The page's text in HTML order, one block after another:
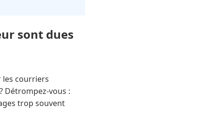
sont dues
les courriers
Détrompez-vous :
trop souvent